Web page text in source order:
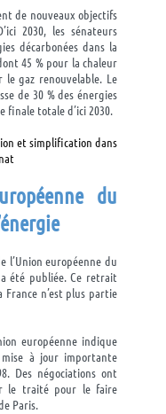
de nouveaux objectifs
2030, les sénateurs
décarbonées dans la
45 % pour la chaleur
gaz renouvelable. Le
de 30 % des énergies
finale totale d’ici 2030.
et simplification dans
du
l’Union européenne du
été publiée. Ce retrait
France n’est plus partie
européenne indique
mise à jour importante
Des négociations ont
le traité pour le faire
Paris.